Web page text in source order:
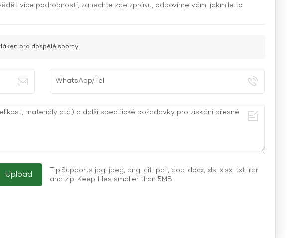
více podrobností, zanechte zde zprávu, odpovíme vám, jakmile to
pro dospělé sporty
Tip:Supports jpg, jpeg, png, gif, pdf, doc, docx, xls, xlsx, txt, rar
and zip. Keep files smaller than 5MB